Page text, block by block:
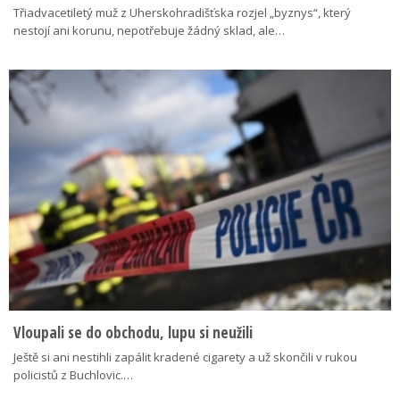
Třiadvacetiletý muž z Uherskohradišťska rozjel „byznys“, který
nestojí ani korunu, nepotřebuje žádný sklad, ale…
Vloupali se do obchodu, lupu si neužili
Ještě si ani nestihli zapálit kradené cigarety a už skončili v rukou
policistů z Buchlovic.…